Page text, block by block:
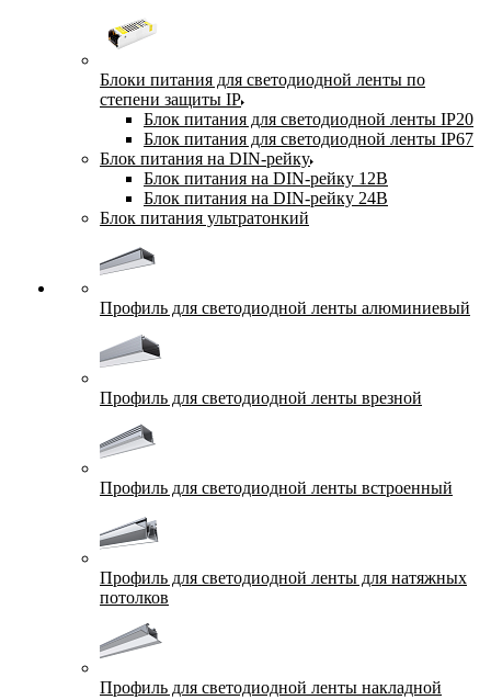
Блоки питания для светодиодной ленты по
степени защиты IP
Блок питания для светодиодной ленты IP20
Блок питания для светодиодной ленты IP67
Блок питания на DIN-рейку
Блок питания на DIN-рейку 12В
Блок питания на DIN-рейку 24В
Блок питания ультратонкий
Профиль для светодиодной ленты алюминиевый
Профиль для светодиодной ленты врезной
Профиль для светодиодной ленты встроенный
Профиль для светодиодной ленты для натяжных
потолков
Профиль для светодиодной ленты накладной